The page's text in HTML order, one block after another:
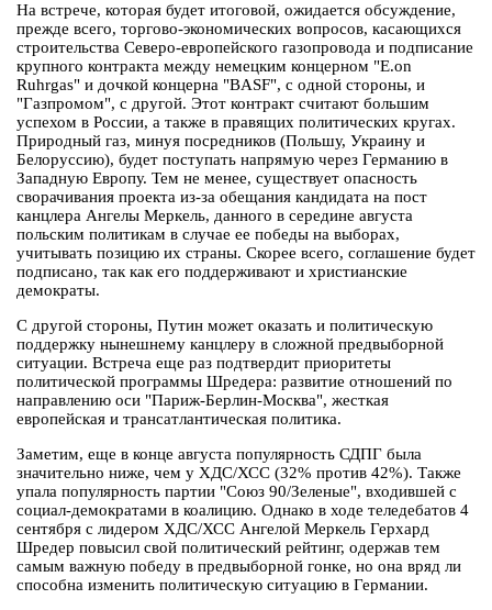
На встрече, которая будет итоговой, ожидается обсуждение,
прежде всего, торгово-экономических вопросов, касающихся
строительства Северо-европейского газопровода и подписание
крупного контракта между немецким концерном "E.on
Ruhrgas" и дочкой концерна "BASF", с одной стороны, и
"Газпромом", с другой. Этот контракт считают большим
успехом в России, а также в правящих политических кругах.
Природный газ, минуя посредников (Польшу, Украину и
Белоруссию), будет поступать напрямую через Германию в
Западную Европу. Тем не менее, существует опасность
сворачивания проекта из-за обещания кандидата на пост
канцлера Ангелы Меркель, данного в середине августа
польским политикам в случае ее победы на выборах,
учитывать позицию их страны. Скорее всего, соглашение будет
подписано, так как его поддерживают и христианские
демократы.
С другой стороны, Путин может оказать и политическую
поддержку нынешнему канцлеру в сложной предвыборной
ситуации. Встреча еще раз подтвердит приоритеты
политической программы Шредера: развитие отношений по
направлению оси "Париж-Берлин-Москва", жесткая
европейская и трансатлантическая политика.
Заметим, еще в конце августа популярность СДПГ была
значительно ниже, чем у ХДС/ХСС (32% против 42%). Также
упала популярность партии "Союз 90/Зеленые", входившей с
социал-демократами в коалицию. Однако в ходе теледебатов 4
сентября с лидером ХДС/ХСС Ангелой Меркель Герхард
Шредер повысил свой политический рейтинг, одержав тем
самым важную победу в предвыборной гонке, но она вряд ли
способна изменить политическую ситуацию в Германии.